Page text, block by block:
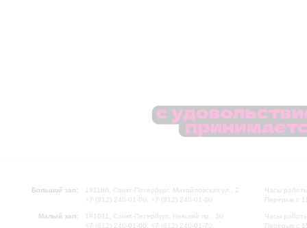
Большой зал:
191186, Санкт-Петербург, Михайловская ул., 2
+7 (812) 240-01-00, +7 (812) 240-01-80
Малый зал:
191011, Санкт-Петербург, Невский пр., 30
+7 (812) 240-01-00, +7 (812) 240-01-70
Часы
Перерыв с
Часы
Перерыв с